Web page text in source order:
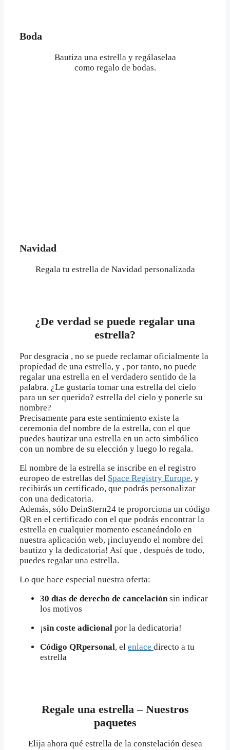
Boda
Bautiza una estrella y regálaselaa
como regalo de bodas.
Navidad
Regala tu estrella de Navidad personalizada
¿De verdad se puede regalar una
estrella?
Por desgracia , no se puede reclamar oficialmente la
propiedad de una estrella, y , por tanto, no puede
regalar una estrella en el verdadero sentido de la
palabra. ¿Le gustaría tomar una estrella del cielo
para un ser querido? estrella del cielo y ponerle su
nombre?
Precisamente para este sentimiento existe la
ceremonia del nombre de la estrella, con el que
puedes bautizar una estrella en un acto simbólico
con un nombre de su elección y luego lo regala.
El nombre de la estrella se inscribe en el registro
europeo de estrellas del Space Registry Europe, y
recibirás un certificado, que podrás personalizar
con una dedicatoria.
Además, sólo DeinStern24 te proporciona un código
QR en el certificado con el que podrás encontrar la
estrella en cualquier momento escaneándolo en
nuestra aplicación web, ¡incluyendo el nombre del
bautizo y la dedicatoria! Así que , después de todo,
puedes regalar una estrella.
Lo que hace especial nuestra oferta:
30 días de derecho de cancelación sin indicar
los motivos
¡sin coste adicional por la dedicatoria!
Código QRpersonal, el enlace directo a tu
estrella
Regale una estrella – Nuestros
paquetes
Elija ahora qué estrella de la constelación desea